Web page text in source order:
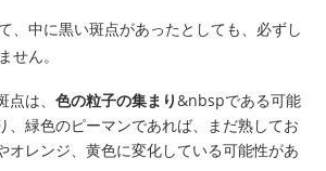
、中に黒い斑点があったとしても、必ずし
せん。
は、 色の粒子の集まり&nbspである可能
、緑色のピーマンであれば、まだ熟してお
オレンジ、黄色に変化している可能性があ